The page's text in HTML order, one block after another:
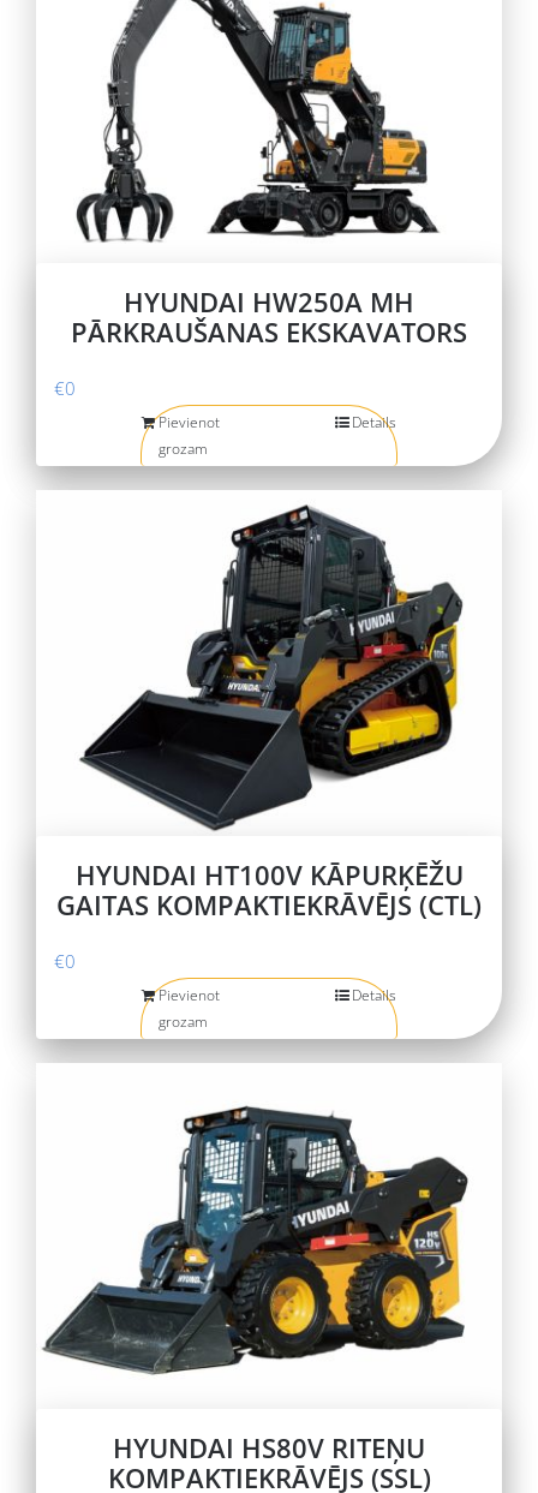
HYUNDAI HW250A MH
PĀRKRAUŠANAS EKSKAVATORS
€0
Pievienot
grozam
Details
HYUNDAI HT100V KĀPURĶĒŽU
GAITAS KOMPAKTIEKRĀVĒJS (CTL)
€0
Pievienot
grozam
Details
HYUNDAI HS80V RITEŅU
KOMPAKTIEKRĀVĒJS (SSL)